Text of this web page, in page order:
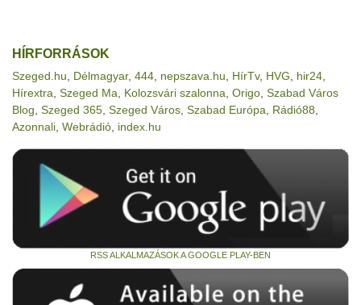
HÍRFORRÁSOK
Szeged.hu Délmagyar, 444 nepszava.hu HírTv, HVG hir24
Hírextra Szeged Ma Kolozsvári szalonna Origo Szabad Város
Blog Szeged 365 Szeged Város Szabad Európa Rádió88
Azonnali Webrádió index.hu
RSS ALKALMAZÁSOK A GOOGLE PLAY-BEN